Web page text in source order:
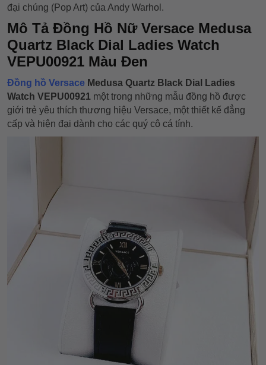
đại chúng (Pop Art) của Andy Warhol.
Mô Tả Đồng Hồ Nữ Versace Medusa
Quartz Black Dial Ladies Watch
VEPU00921 Màu Đen
Đồng hồ Versace Medusa Quartz Black Dial Ladies
Watch VEPU00921 một trong những mẫu đồng hồ được
giới trẻ yêu thích thương hiệu Versace, một thiết kế đẳng
cấp và hiện đại dành cho các quý cô cá tính.